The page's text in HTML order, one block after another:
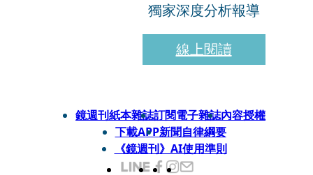
獨家深度分析報導
線上閱讀
鏡週刊紙本雜誌訂閱電子雜誌內容授權
下載APP新聞自律綱要
《鏡週刊》AI使用準則